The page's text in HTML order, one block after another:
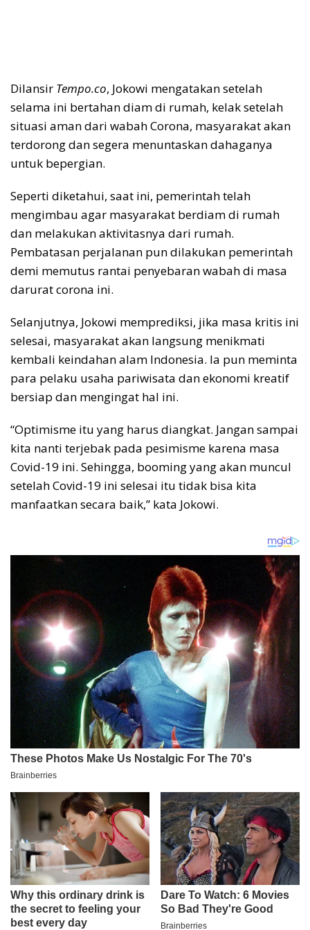
Dilansir Tempo.co, Jokowi mengatakan setelah
selama ini bertahan diam di rumah, kelak setelah
situasi aman dari wabah Corona, masyarakat akan
terdorong dan segera menuntaskan dahaganya
untuk bepergian.
Seperti diketahui, saat ini, pemerintah telah
mengimbau agar masyarakat berdiam di rumah
dan melakukan aktivitasnya dari rumah.
Pembatasan perjalanan pun dilakukan pemerintah
demi memutus rantai penyebaran wabah di masa
darurat corona ini.
Selanjutnya, Jokowi memprediksi, jika masa kritis ini
selesai, masyarakat akan langsung menikmati
kembali keindahan alam Indonesia. Ia pun meminta
para pelaku usaha pariwisata dan ekonomi kreatif
bersiap dan mengingat hal ini.
“Optimisme itu yang harus diangkat. Jangan sampai
kita nanti terjebak pada pesimisme karena masa
Covid-19 ini. Sehingga, booming yang akan muncul
setelah Covid-19 ini selesai itu tidak bisa kita
manfaatkan secara baik,” kata Jokowi.